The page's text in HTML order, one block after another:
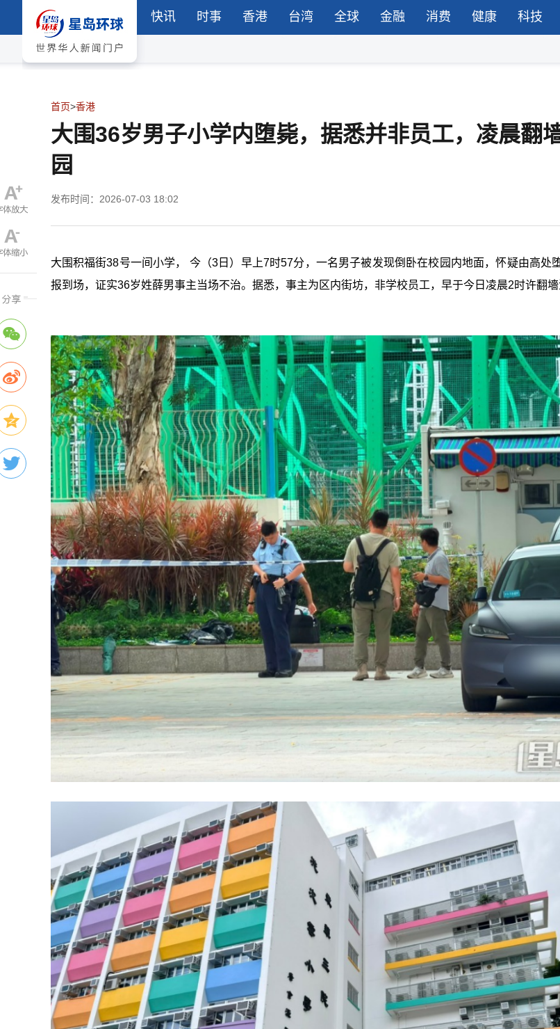
快讯 时事 香港 台湾 全球 金融 消费 健康 科技
首页>香港
大围36岁男子小学内堕毙，据悉并非员工，凌晨翻
园
发布时间：2026-07-03 18:02
大围积福街38号一间小学， 今（3 日）早上7时57分，一名男子被发现倒卧在校园内地面，怀疑由高处
报到场，证实36岁姓薛男事主当场不治。据悉，事主为区内街坊，非学校员工，早于今日凌晨2时许翻墻